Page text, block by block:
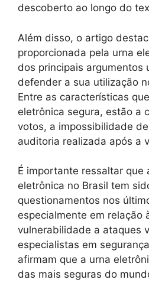
descoberto ao longo do
Além disso, o artigo
proporcionada pela urna
dos principais argumentos
defender a sua utilização
Entre as características
eletrônica segura, estão a
votos, a impossibilidade
auditoria realizada após a
É importante ressaltar que
eletrônica no Brasil tem
questionamentos nos
especialmente em relação
vulnerabilidade a ataques
especialistas em
afirmam que a urna
das mais seguras do